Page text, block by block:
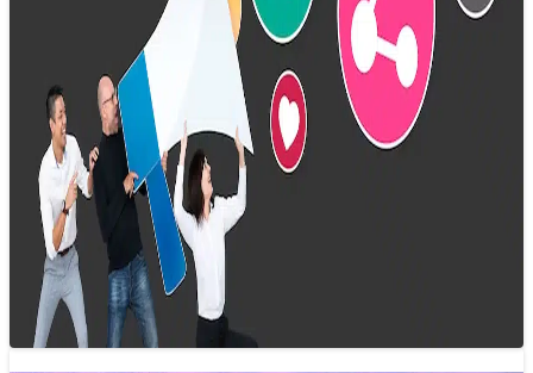
Xu hướng báo chí 2025: Tin tức phi
chính thức sẽ trỗi dậy?
26/12/2024 16:00
Tin tức phi chính thức đang ngày càng trở nên quan trọng.
Chúng cung cấp thông tin trong bối cảnh các tổ chức…